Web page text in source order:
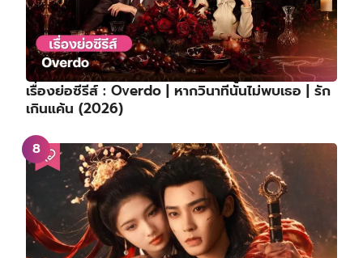
เรื่องย่อซีรีส์ : Overdo | หากวินาทีนั้นไม่พบเธอ | รัก
เกินแค้น (2026)